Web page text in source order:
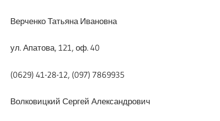
Верченко Татьяна Ивановна
ул. Апатова, 121, оф. 40
(0629) 41-28-12, (097) 7869935
Волковицкий Сергей Александрович